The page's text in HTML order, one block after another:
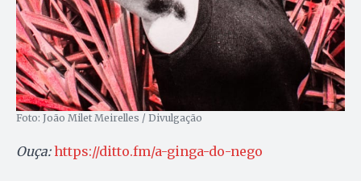
Foto: João Milet Meirelles / Divulgação
Ouça: https://ditto.fm/a-ginga-do-nego